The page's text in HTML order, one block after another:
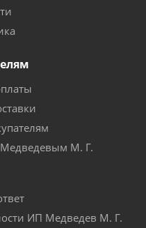
М. Г.
ИП Медведев М. Г.